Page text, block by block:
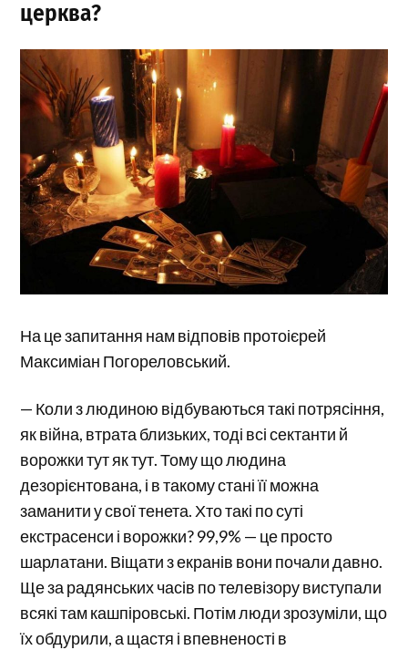
церква?
На це запитання нам відповів протоієрей
Максиміан Погореловський.
— Коли з людиною відбуваються такі потрясіння,
як війна, втрата близьких, тоді всі сектанти й
ворожки тут як тут. Тому що людина
дезорієнтована, і в такому стані її можна
заманити у свої тенета. Хто такі по суті
екстрасенси і ворожки? 99,9% — це просто
шарлатани. Віщати з екранів вони почали давно.
Ще за радянських часів по телевізору виступали
всякі там кашпіровські. Потім люди зрозуміли, що
їх обдурили, а щастя і впевненості в